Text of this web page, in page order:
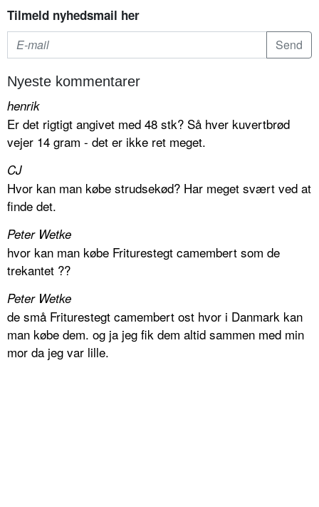
Tilmeld nyhedsmail her
Nyeste kommentarer
henrik
Er det rigtigt angivet med 48 stk? Så hver kuvertbrød
vejer 14 gram - det er ikke ret meget.
CJ
Hvor kan man købe strudsekød? Har meget svært ved at
finde det.
Peter Wetke
hvor kan man købe Friturestegt camembert som de
trekantet ??
Peter Wetke
de små Friturestegt camembert ost hvor i Danmark kan
man købe dem. og ja jeg fik dem altid sammen med min
mor da jeg var lille.